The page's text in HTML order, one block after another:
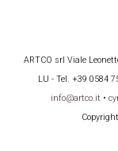
ARTCO srl Viale
LU - Tel. +39 0584
info@artco.it •